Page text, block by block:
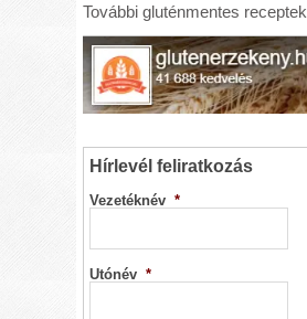
További gluténmentes receptek
Hírlevél feliratkozás
Vezetéknév *
Utónév *